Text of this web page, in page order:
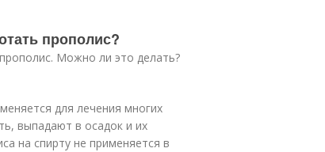
прополис?
Можно ли это делать?
для лечения многих
выпадают в осадок и их
на спирту не применяется в